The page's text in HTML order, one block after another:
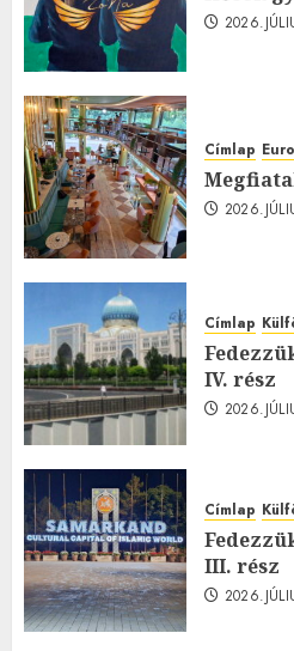
Címlap
Címlap
IV. rész
Címlap
III. rész